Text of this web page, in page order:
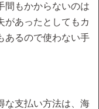
間もかからないのは
があったとしてもカ
あるので使わない手
な支払い方法は、海